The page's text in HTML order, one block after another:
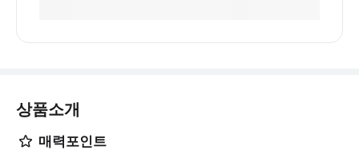
상품소개
매력포인트